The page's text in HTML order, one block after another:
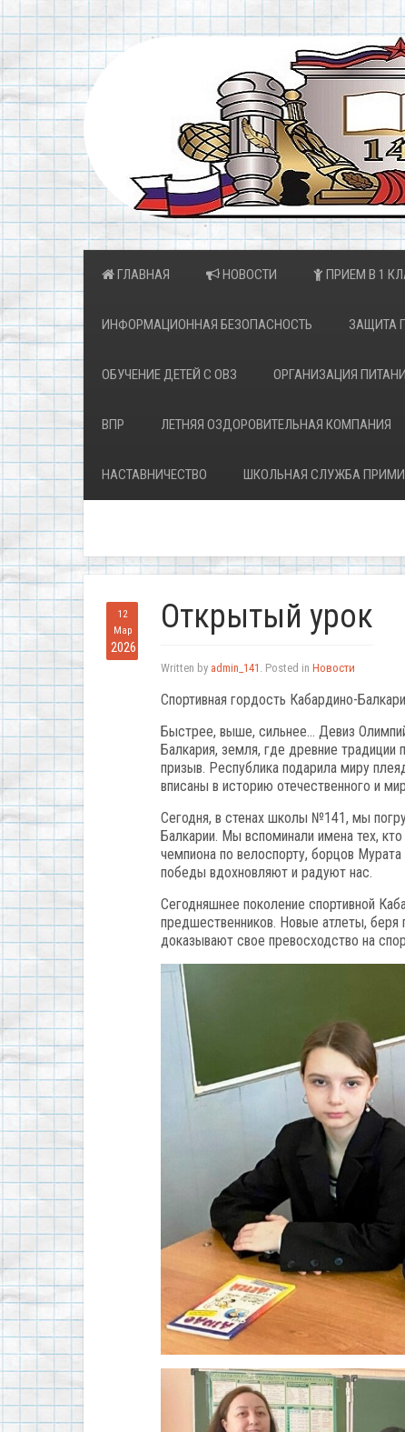
ГЛАВНАЯ НОВОСТИ ПРИЕМ В 1
ИНФОРМАЦИОННАЯ БЕЗОПАСНОСТЬ ЗАЩИТА
ОБУЧЕНИЕ ДЕТЕЙ С ОВЗ ОРГАНИЗАЦИЯ
ВПР ЛЕТНЯЯ ОЗДОРОВИТЕЛЬНАЯ КОМПАНИЯ
НАСТАВНИЧЕСТВО ШКОЛЬНАЯ СЛУЖБА
12
Мар
2026
Открытый урок
Written by admin_141 . Posted in Новости
Спортивная гордость Кабардино-
Быстрее, выше, сильнее… Девиз
Балкария, земля, где древние
призыв. Республика подарила миру
вписаны в историю отечественного и
Сегодня, в стенах школы №141, мы
Балкарии. Мы вспоминали имена тех,
чемпиона по велоспорту, борцов
победы вдохновляют и радуют нас.
Сегодняшнее поколение спортивной
предшественников. Новые атлеты,
доказывают свое превосходство на